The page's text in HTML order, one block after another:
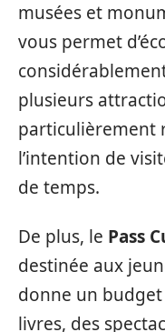
musées et
vous permet
plusieurs
particulièrement
l’intention de
de temps.
De plus, le Pass
destinée aux
donne un
livres, des